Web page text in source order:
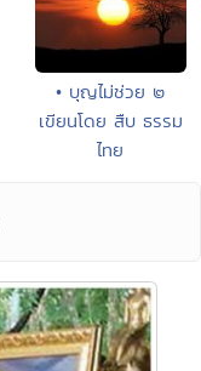
• บุญไม่ช่วย ๒
เขียนโดย สืบ ธรรม
ไทย